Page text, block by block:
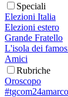
Speciali
Elezioni Italia
Elezioni estero
Grande Fratello
L'isola dei
Amici
Rubriche
Oroscopo